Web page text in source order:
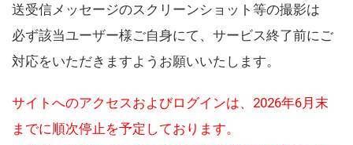
送受信メッセージのスクリーンショット等の撮影は
必ず該当ユーザー様ご自身にて、サービス終了前にご
対応をいただきますようお願いいたします。
サイトへのアクセスおよびログインは、2026年6月末
までに順次停止を予定しております。